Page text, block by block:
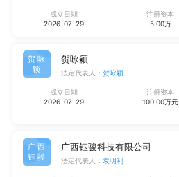
成立日期
2026-07-29
注册资本
5.00万
贺咏
颖
贺咏颖
法定代表人： 贺咏颖
成立日期
2026-07-29
注册资本
100.00万元
广西
钰骏
广西钰骏科技有限公司
法定代表人： 袁明利